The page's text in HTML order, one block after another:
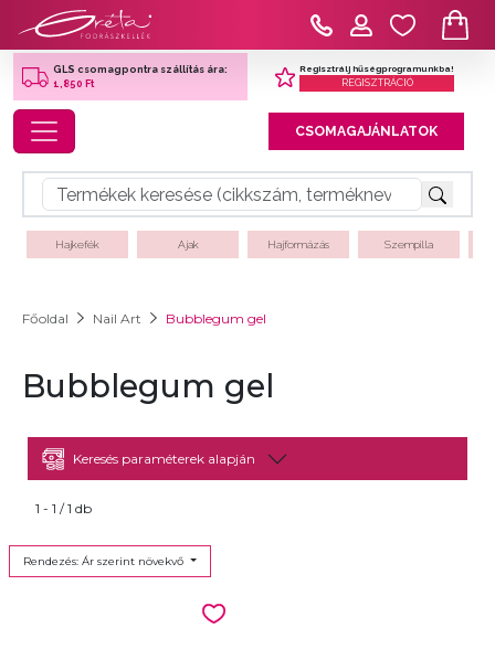
GLS csomagpontra szállítás ára:
1,850 Ft
Regisztrálj hűségprogramunkba!
REGISZTRÁCIÓ
Toggle navigation CSOMAGAJÁNLATOK
Hajkefék Ajak Hajformázás Szempilla
Főoldal Nail Art Bubblegum gel
Bubblegum gel
Keresés paraméterek alapján
1 - 1 / 1 db
Rendezés: Ár szerint növekvő